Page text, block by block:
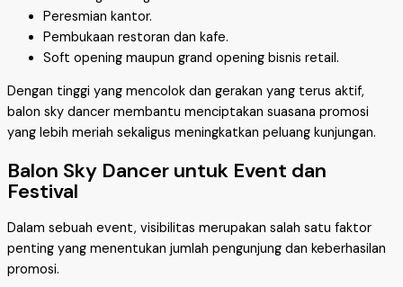
Peresmian kantor.
Pembukaan restoran dan kafe.
Soft opening maupun grand opening bisnis retail.
Dengan tinggi yang mencolok dan gerakan yang terus aktif,
balon sky dancer membantu menciptakan suasana promosi
yang lebih meriah sekaligus meningkatkan peluang kunjungan.
Balon Sky Dancer untuk Event dan
Festival
Dalam sebuah event, visibilitas merupakan salah satu faktor
penting yang menentukan jumlah pengunjung dan keberhasilan
promosi.